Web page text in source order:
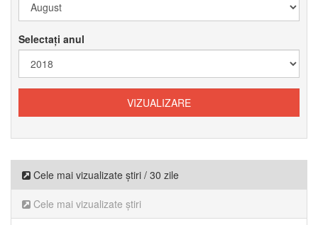
Selectați anul
Cele mai vizualizate știri / 30 zile
Cele mai vizualizate știri